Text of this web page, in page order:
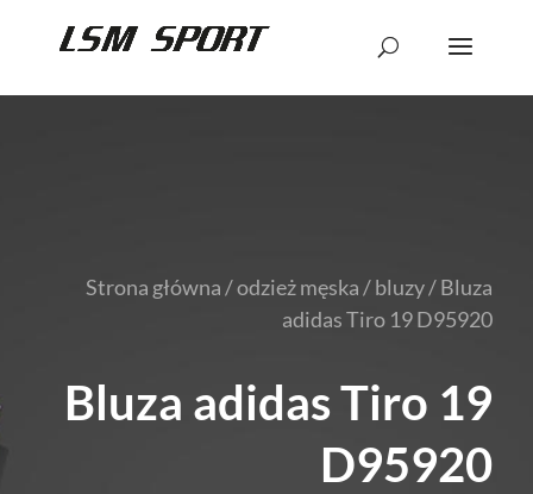
Strona główna/odzież męska/bluzy/ Bluza
adidas Tiro 19 D95920
Bluza adidas Tiro 19
D95920